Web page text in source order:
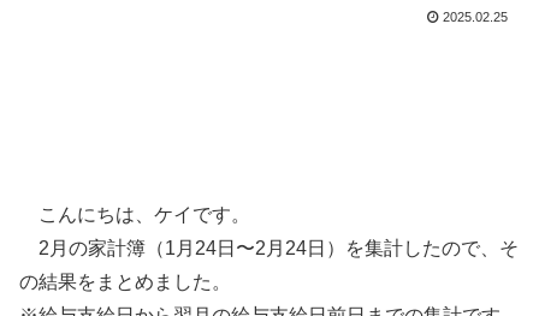
2025.02.25
こんにちは、ケイです。
2月の家計簿（1月24日〜2月24日）を集計したので、そ
の結果をまとめました。